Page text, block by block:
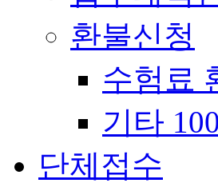
환불신청
수험료
기타
단체접수